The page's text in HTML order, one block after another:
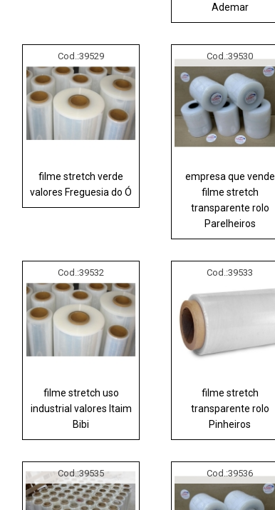
Ademar
Cod.:39529
filme stretch verde
valores Freguesia do Ó
Cod.:39530
empresa que vende
filme stretch
transparente rolo
Parelheiros
Cod.:39532
filme stretch uso
industrial valores Itaim
Bibi
Cod.:39533
filme stretch
transparente rolo
Pinheiros
Cod.:39535 Cod.:39536